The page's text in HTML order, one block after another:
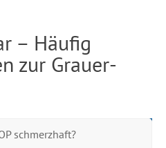
– Häufig
zur Grauer-
schmerzhaft?